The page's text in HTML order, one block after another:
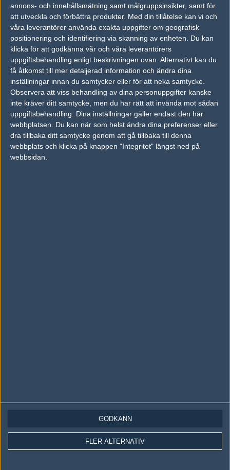
annons- och innehållsmätning samt målgruppsinsikter, samt för
att utveckla och förbättra produkter. Med din tillåtelse kan vi och
våra leverantörer använda exakta uppgifter om geografisk
positionering och identifiering via skanning av enheten. Du kan
klicka för att godkänna vår och våra leverantörers
uppgiftsbehandling enligt beskrivningen ovan. Alternativt kan du
få åtkomst till mer detaljerad information och ändra dina
inställningar innan du samtycker eller för att neka samtycke.
Observera att viss behandling av dina personuppgifter kanske
inte kräver ditt samtycke, men du har rätt att invända mot sådan
uppgiftsbehandling. Dina inställningar gäller endast den här
webbplatsen. Du kan när som helst ändra dina preferenser eller
dra tillbaka ditt samtycke genom att gå tillbaka till denna
webbplats och klicka på knappen "Integritet" längst ned på
webbsidan.
FLER ALTERNATIV
GODKÄNN
Muffin Lightning
50%
0 kommentarer —skriv kommentar
Ingen har skrivit någon kommentar ännu.
Skriv en kommentar
Kontakta